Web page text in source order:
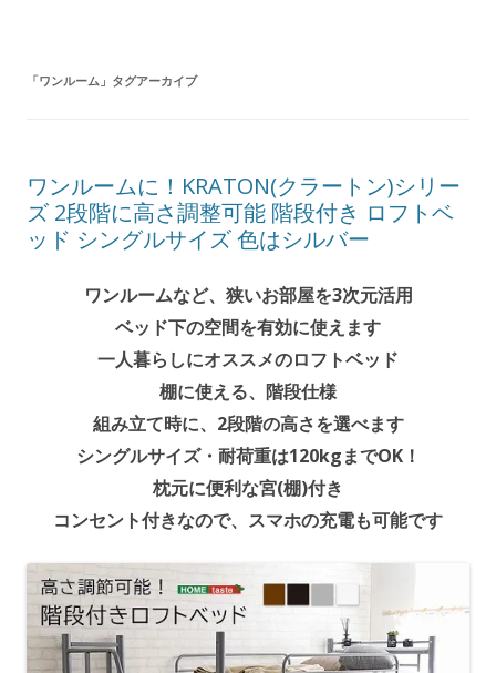
「ワンルーム 」タグアーカイブ
ワンルームに！KRATON(クラートン)シリー
ズ 2段階に高さ調整可能 階段付き ロフトベ
ッド シングルサイズ 色はシルバー
ワンルームなど、狭いお部屋を3次元活用
ベッド下の空間を有効に使えます
一人暮らしにオススメのロフトベッド
棚に使える、階段仕様
組み立て時に、2段階の高さを選べます
シングルサイズ・耐荷重は120kgまでOK！
枕元に便利な宮(棚)付き
コンセント付きなので、スマホの充電も可能です